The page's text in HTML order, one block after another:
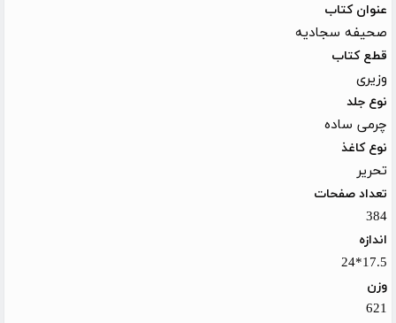
عنوان کتاب
صحیفه سجادیه
قطع کتاب
وزیری
نوع جلد
چرمی ساده
نوع کاغذ
تحریر
تعداد صفحات
384
اندازه
17.5*24
وزن
621